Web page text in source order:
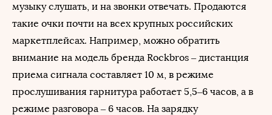
музыку слушать, и на звонки отвечать. Продаются
такие очки почти на всех крупных российских
маркетплейсах. Например, можно обратить
внимание на модель бренда Rockbros – дистанция
приема сигнала составляет 10 м, в режиме
прослушивания гарнитура работает 5,5–6 часов, а в
режиме разговора – 6 часов. На зарядку